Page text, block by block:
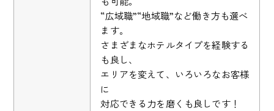
“広域職”“地域職”など働き方も選べ
ます。
さまざまなホテルタイプを経験する
も良し、
エリアを変えて、いろいろなお客様
に
対応できる力を磨くも良しです！